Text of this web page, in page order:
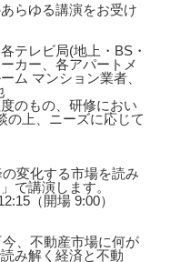
らゆる講演をお受け
テレビ局(地上・BS・
カー、各アパートメ
ム マンション業者、
のもの、研修におい
上、ニーズに応じて
変化する市場を読み
で講演します。
（開場 9:00）
、不動産市場に何が
み解く経済と不動